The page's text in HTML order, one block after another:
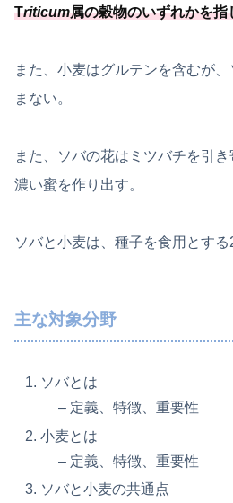
Triticum属の穀物のいずれかを指
また、小麦はグルテンを含むが
まない。
また、ソバの花はミツバチを引
濃い蜜を作り出す。
ソバと小麦は、種子を食用とする
主な対象分野
ソバとは
– 定義、特徴、重要性
小麦とは
– 定義、特徴、重要性
ソバと小麦の共通点